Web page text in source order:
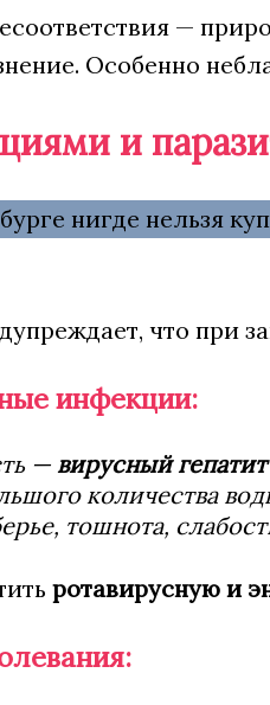
—
Особенно
и
что при
инфекции:
— вирусный
количества
тошнота,
ротавирусную и